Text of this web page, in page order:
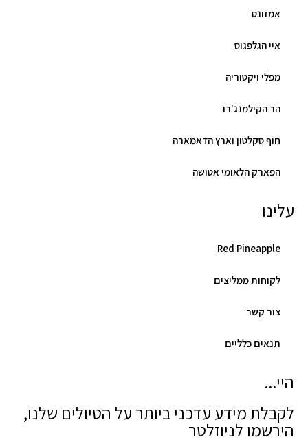
אמזונס
איי הגלפגוס
מפלי ויקטוריה
הר הקילמנג'רו
חוף סקלטון וארץ הדאמארה
הפארק הלאומי אטושה
עלינו
Red Pineapple
לקוחות ממליצים
צור קשר
תנאים כלליים
היי...
לקבלת מידע עדכני ביותר על הטיולים שלנו,
הירשמו לניוזלטר